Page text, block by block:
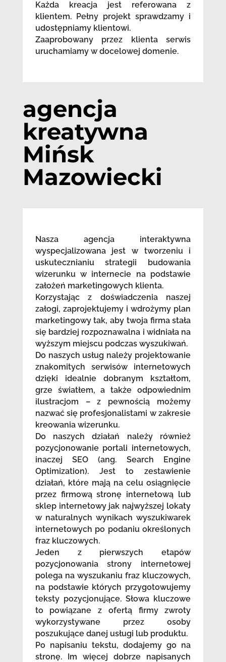
Każda kreacja jest referowana z
klientem. Pełny projekt sprawdzamy i
udostępniamy klientowi.
Zaaprobowany przez klienta serwis
uruchamiamy w docelowej domenie.
agencja
kreatywna
Mińsk
Mazowiecki
Nasza agencja interaktywna
wyspecjalizowana jest w tworzeniu i
uskutecznianiu strategii budowania
wizerunku w internecie na podstawie
założeń marketingowych klienta.
Korzystając z doświadczenia naszej
załogi, zaprojektujemy i wdrożymy plan
marketingowy tak, aby twoja firma stała
się bardziej rozpoznawalna i widniała na
wyższym miejscu podczas wyszukiwań.
Do naszych usług należy projektowanie
znakomitych serwisów internetowych
dzięki idealnie dobranym kształtom,
grze światłem, a także odpowiednim
ilustracjom – z pewnością możemy
nazwać się profesjonalistami w zakresie
kreowania wizerunku.
Do naszych działań należy również
pozycjonowanie portali internetowych,
inaczej SEO (ang. Search Engine
Optimization). Jest to zestawienie
działań, które mają na celu osiągnięcie
przez firmową stronę internetową lub
sklep internetowy jak najwyższej lokaty
w naturalnych wynikach wyszukiwarek
internetowych po podaniu określonych
fraz kluczowych.
Jeden z pierwszych etapów
pozycjonowania strony internetowej
polega na wyszukaniu fraz kluczowych,
na podstawie których przygotowujemy
teksty pozycjonujące. Słowa kluczowe
to powiązane z ofertą firmy zwroty
wykorzystywane przez osoby
poszukujące danej usługi lub produktu.
Po napisaniu tekstu, dodajemy go na
stronę. Im więcej dobrze napisanych